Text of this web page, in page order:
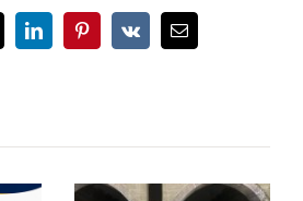
LinkedInPinterest
Vk Email